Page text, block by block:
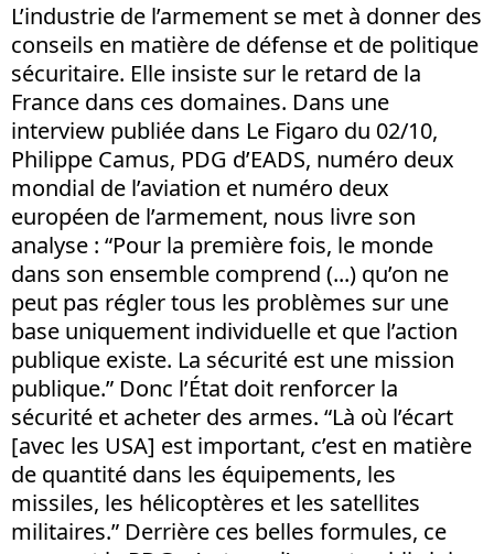
L’industrie de l’armement se met à donner des
conseils en matière de défense et de politique
sécuritaire. Elle insiste sur le retard de la
France dans ces domaines. Dans une
interview publiée dans Le Figaro du 02/10,
Philippe Camus, PDG d’EADS, numéro deux
mondial de l’aviation et numéro deux
européen de l’armement, nous livre son
analyse : “Pour la première fois, le monde
dans son ensemble comprend (...) qu’on ne
peut pas régler tous les problèmes sur une
base uniquement individuelle et que l’action
publique existe. La sécurité est une mission
publique.” Donc l’État doit renforcer la
sécurité et acheter des armes. “Là où l’écart
[avec les USA] est important, c’est en matière
de quantité dans les équipements, les
missiles, les hélicoptères et les satellites
militaires.” Derrière ces belles formules, ce